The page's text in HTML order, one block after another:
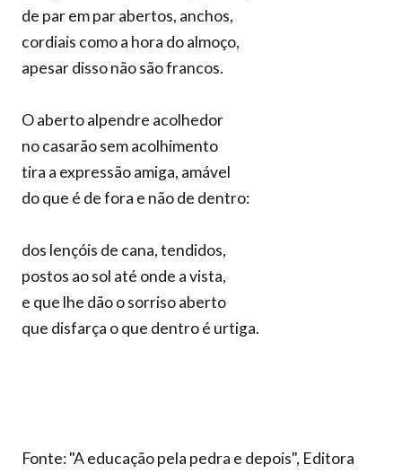
de par em par abertos, anchos,
cordiais como a hora do almoço,
apesar disso não são francos.
O aberto alpendre acolhedor
no casarão sem acolhimento
tira a expressão amiga, amável
do que é de fora e não de dentro:
dos lençóis de cana, tendidos,
postos ao sol até onde a vista,
e que lhe dão o sorriso aberto
que disfarça o que dentro é urtiga.
Fonte: "A educação pela pedra e depois", Editora